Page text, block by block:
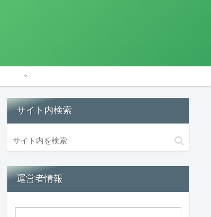
サイト内検索
運営者情報